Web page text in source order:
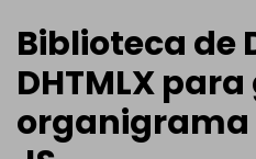
Biblioteca de
DHTMLX
organigrama